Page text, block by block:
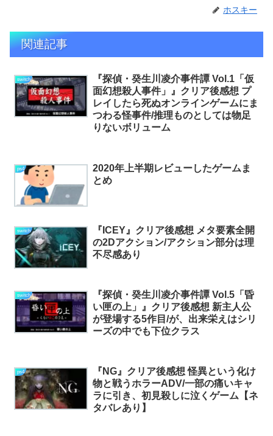
ホスキー
関連記事
switch
『探偵・癸生川凌介事件譚 Vol.1「仮
面幻想殺人事件」』クリア後感想 プ
レイしたら死ぬオンラインゲームにま
つわる怪事件/推理ものとしては物足
りないボリューム
ps4
2020年上半期レビューしたゲームま
とめ
switch
『ICEY』クリア後感想 メタ要素全開
の2Dアクション/アクション部分は理
不尽感あり
switch
『探偵・癸生川凌介事件譚 Vol.5「昏
い匣の上」』クリア後感想 新主人公
が登場する5作目/が、出来栄えはシリ
ーズの中でも下位クラス
ps4
『NG』クリア後感想 怪異という化け
物と戦うホラーADV/一部の痛いキャ
ラに引き、初見殺しに泣くゲーム【ネ
タバレあり】